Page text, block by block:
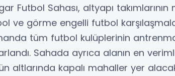
Futbol Sahası, altyapı
ve görme engelli futbol
tüm futbol kulüplerinin
Sahada ayrıca alanın en
altlarında kapalı mahaller yer